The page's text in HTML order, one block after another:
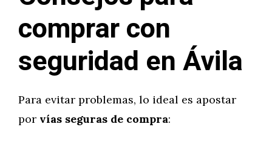
comprar con
seguridad en Ávila
Para evitar problemas, lo ideal es apostar
por vías seguras de compra: